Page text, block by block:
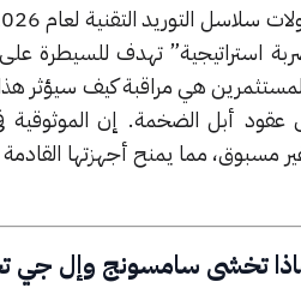
التوريد التقنية لعام 2026، أؤكد أن توجه
استراتيجية” تهدف للسيطرة
هي مراقبة كيف سيؤثر
عقود أبل الضخمة. إن
مسبوق، مما يمنح أجهزتها القادمة
تخشى سامسونج وإل جي